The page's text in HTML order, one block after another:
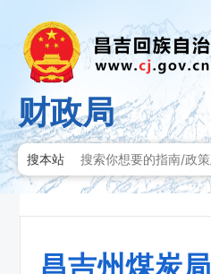
财政局
搜本站
昌吉州煤炭